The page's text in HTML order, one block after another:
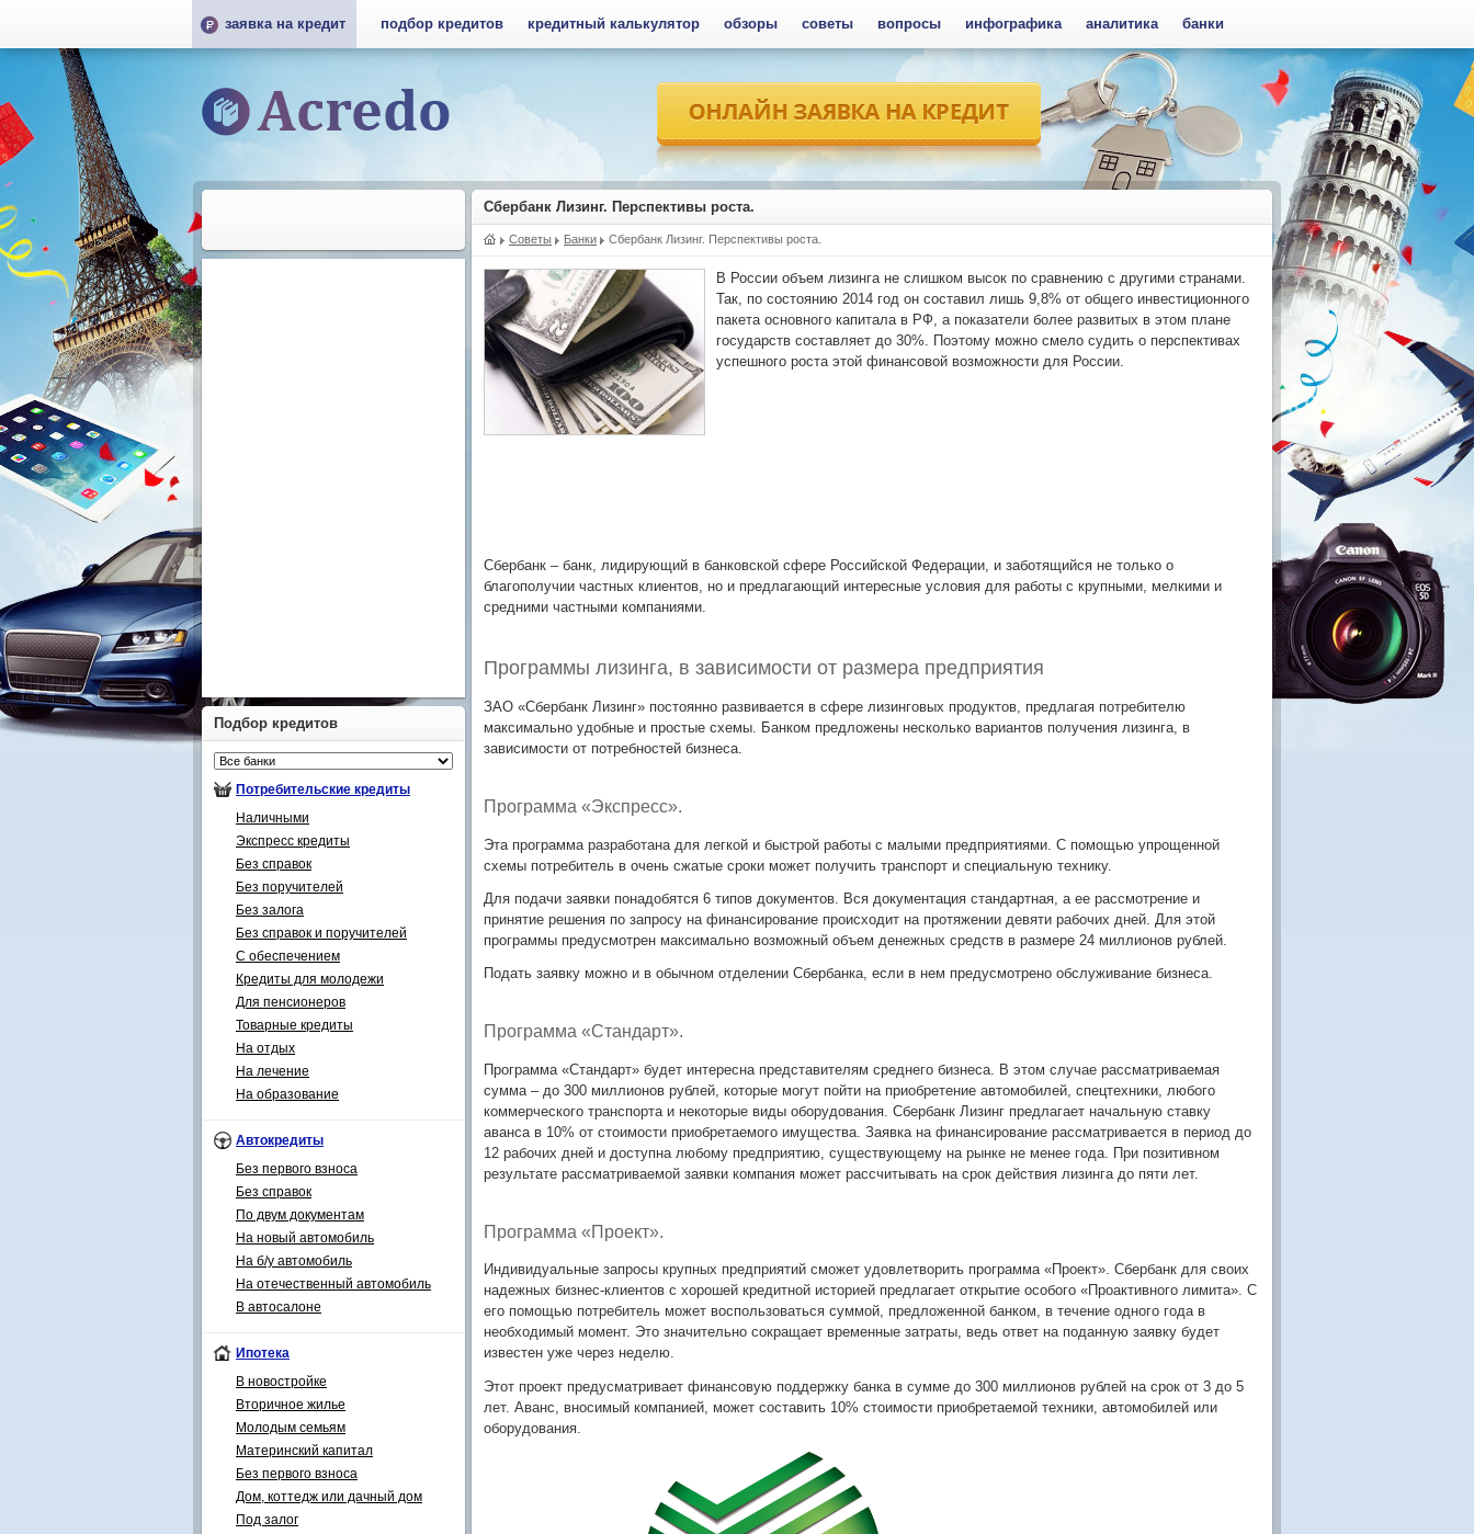
Сбербанк Лизинг. Перспективы роста.
Советы Банки Сбербанк Лизинг. Перспективы роста.
В России объем лизинга не слишком высок по сравнению с другими странами.
Так, по состоянию 2014 год он составил лишь 9,8% от общего инвестиционного
пакета основного капитала в РФ, а показатели более развитых в этом плане
государств составляет до 30%. Поэтому можно смело судить о перспективах
успешного роста этой финансовой возможности для России.
Сбербанк – банк, лидирующий в банковской сфере Российской Федерации, и заботящийся не только о
благополучии частных клиентов, но и предлагающий интересные условия для работы с крупными, мелкими и
средними частными компаниями.
Программы лизинга, в зависимости от размера предприятия
ЗАО «Сбербанк Лизинг» постоянно развивается в сфере лизинговых продуктов, предлагая потребителю
максимально удобные и простые схемы. Банком предложены несколько вариантов получения лизинга, в
зависимости от потребностей бизнеса.
Программа «Экспресс».
Эта программа разработана для легкой и быстрой работы с малыми предприятиями. С помощью упрощенной
схемы потребитель в очень сжатые сроки может получить транспорт и специальную технику.
Для подачи заявки понадобятся 6 типов документов. Вся документация стандартная, а ее рассмотрение и
принятие решения по запросу на финансирование происходит на протяжении девяти рабочих дней. Для этой
программы предусмотрен максимально возможный объем денежных средств в размере 24 миллионов рублей.
Подать заявку можно и в обычном отделении Сбербанка, если в нем предусмотрено обслуживание бизнеса.
Программа «Стандарт».
Программа «Стандарт» будет интересна представителям среднего бизнеса. В этом случае рассматриваемая
сумма – до 300 миллионов рублей, которые могут пойти на приобретение автомобилей, спецтехники, любого
коммерческого транспорта и некоторые виды оборудования. Сбербанк Лизинг предлагает начальную ставку
аванса в 10% от стоимости приобретаемого имущества. Заявка на финансирование рассматривается в период до
12 рабочих дней и доступна любому предприятию, существующему на рынке не менее года. При позитивном
результате рассматриваемой заявки компания может рассчитывать на срок действия лизинга до пяти лет.
Программа «Проект».
Индивидуальные запросы крупных предприятий сможет удовлетворить программа «Проект». Сбербанк для своих
надежных бизнес-клиентов с хорошей кредитной историей предлагает открытие особого «Проактивного лимита». С
его помощью потребитель может воспользоваться суммой, предложенной банком, в течение одного года в
необходимый момент. Это значительно сокращает временные затраты, ведь ответ на поданную заявку будет
известен уже через неделю.
Этот проект предусматривает финансовую поддержку банка в сумме до 300 миллионов рублей на срок от 3 до 5
лет. Аванс, вносимый компанией, может составить 10% стоимости приобретаемой техники, автомобилей или
оборудования.
Подбор кредитов
Потребительские кредиты
Наличными
Экспресс кредиты
Без справок
Без поручителей
Без залога
Без справок и поручителей
С обеспечением
Кредиты для молодежи
Для пенсионеров
Товарные кредиты
На отдых
На лечение
На образование
Автокредиты
Без первого взноса
Без справок
По двум документам
На новый автомобиль
На б/у автомобиль
На отечественный автомобиль
В автосалоне
Ипотека
В новостройке
Вторичное жилье
Молодым семьям
Материнский капитал
Без первого взноса
Дом, коттедж или дачный дом
Под залог
заявка на кредит подбор кредитов кредитный калькулятор обзоры советы вопросы инфографика аналитика банки